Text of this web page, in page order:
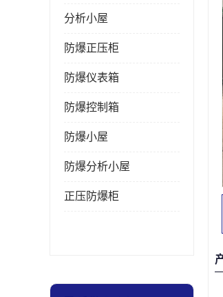
分析小屋
防爆正压柜
防爆仪表箱
防爆控制箱
防爆小屋
防爆分析小屋
正压防爆柜